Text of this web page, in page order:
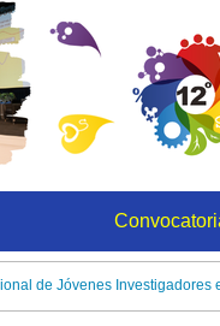
de Jóvenes Investigadores